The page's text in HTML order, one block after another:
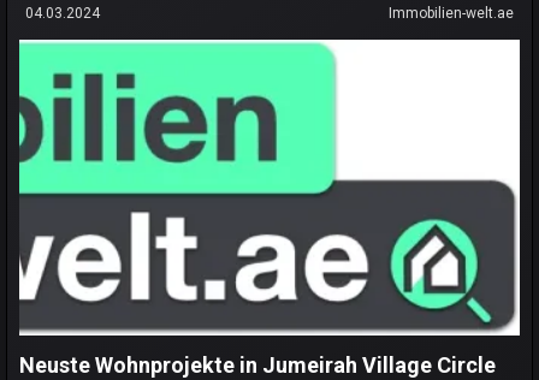
04.03.2024 Immobilien-welt.ae
Neuste Wohnprojekte in Jumeirah Village Circle